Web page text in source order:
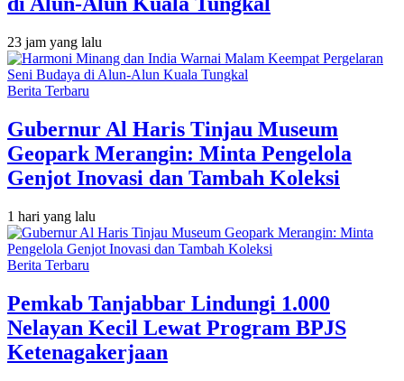
23 jam yang lalu
Berita Terbaru
Gubernur Al Haris Tinjau Museum
Geopark Merangin: Minta Pengelola
Genjot Inovasi dan Tambah Koleksi
1 hari yang lalu
Berita Terbaru
Pemkab Tanjabbar Lindungi 1.000
Nelayan Kecil Lewat Program BPJS
Ketenagakerjaan